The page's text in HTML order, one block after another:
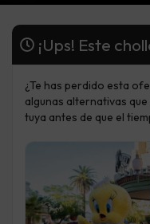
¡Ups! Este
¿Te has perdido esta
algunas alternativas que
tuya antes de que el